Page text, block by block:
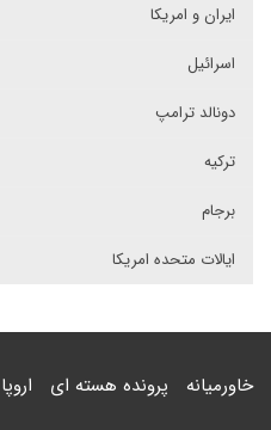
ایران و امریکا
اسرائیل
دونالد ترامپ
ترکیه
برجام
ایالات متحده امریکا
خاورمیانه پرونده هسته ای اروپا